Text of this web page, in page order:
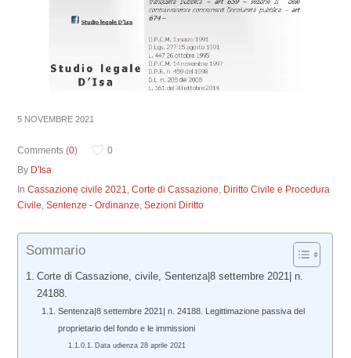
5 NOVEMBRE 2021
Comments (0)
0
By D'Isa
InCassazione civile 2021,Corte di Cassazione, Diritto Civile e Procedura
Civile,Sentenze - Ordinanze,Sezioni Diritto
Sommario
Corte di Cassazione, civile, Sentenza|8 settembre 2021| n.
24188.
Sentenza|8 settembre 2021| n. 24188. Legittimazione passiva del
proprietario del fondo e le immissioni
Data udienza 28 aprile 2021